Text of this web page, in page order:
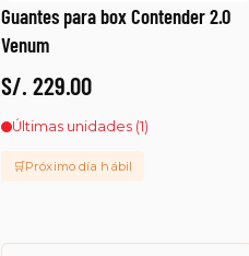
Guantes para box Contender 2.0
Venum
S/. 229.00
Últimas unidades (1)
🛒Próximo día hábil